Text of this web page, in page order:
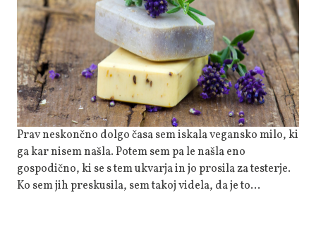
Vegansko
Milo,
Ki
Dela
Čudeže
Na
Koži
Prav neskončno dolgo časa sem iskala vegansko milo, ki
ga kar nisem našla. Potem sem pa le našla eno
gospodično, ki se s tem ukvarja in jo prosila za testerje.
Ko sem jih preskusila, sem takoj videla, da je to…